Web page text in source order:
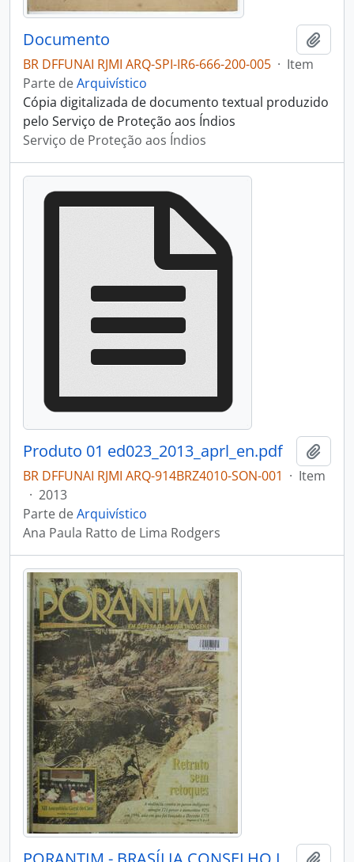
Documento
BR DFFUNAI RJMI ARQ-SPI-IR6-666-200-005 · Item
Parte deArquivístico
Cópia digitalizada de documento textual produzido
pelo Serviço de Proteção aos Índios
Serviço de Proteção aos Índios
Produto 01 ed023_2013_aprl_en.pdf
BR DFFUNAI RJMI ARQ-914BRZ4010-SON-001 · Item
· 2013
Parte deArquivístico
Ana Paula Ratto de Lima Rodgers